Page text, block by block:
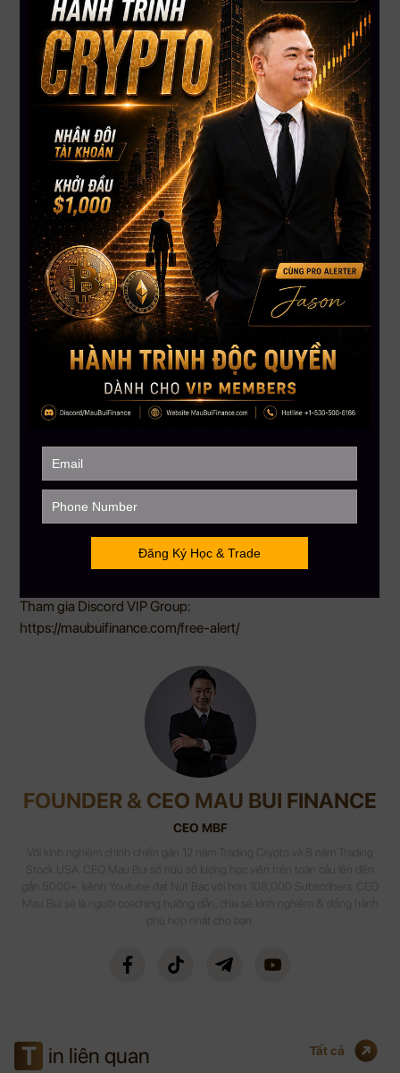
Người đi làm, muốn xây nguồn thu nhập thụ động từ Crypto
Người không có thời gian theo dõi thị trường liên tục, cần
chiến lược rõ ràng
Thông Tin Khoá Học
Khai giảng:06/06/2025
Thời gian học:9:30PM – 11:30PM (New York Time)
Học trực tiếp:Cùng CEO Mau Bui – hướng dẫn chi tiết từ A-
Học lại video:Bất kỳ lúc nào trên App Mau Bui Finance
Support 24/7: Đội ngũ đồng hành và giải đáp mọi thắc mắc
cá nhân hoá
Chìa Khoá Thành Công Trong Crypto Không Phải Vốn
Lớn – Mà Là Kiến Thức & Kỷ Luật
Hãy đầu tư vào chính bạn trước – đầu tư vàokiến thức để
biến vốn nhỏ thành lợi nhuận bền vững.
Gọi ngay:+1 866.212.3389 (USA – Canada)
Inbox để được tư vấn lộ trình và nhận ưu đãi học phí
sớm nhất!
tài khoản đầu tư crypto: https://maubuifinance.com/khoa-
hoc-dau-tu-crypto-toan-dien/
——————–
MAU BUI FINANCE– Với sứ mệnh giúp hàng triệu người Việt
toàn cầu hiểu biết hơn về đầu tư tài chánh
Hotline: 866.212.3389
Tham gia Discord VIP Group:
https://maubuifinance.com/free-alert/
FOUNDER & CEO MAU BUI FINANCE
CEO MBF
Với kinh nghiệm chinh chiến gần 12 năm Trading Crypto và 8 năm Trading
Stock USA. CEO Mau Bui sở hữu số lượng học viên trên toàn cầu lên đến
gần 5000+, kênh Youtube đạt Nút Bạc với hơn 108,000 Subscribers. CEO
Mau Bui sẽ là người coaching hướng dẫn, chia sẻ kinh nghiệm & đồng hành
phù hợp nhất cho bạn.
T in liên quan Tất cả